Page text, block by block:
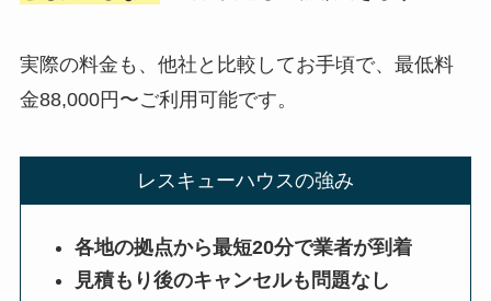
実際の料金も、他社と比較してお手頃で、最低料
金88,000円〜ご利用可能です。
レスキューハウスの強み
各地の拠点から最短20分で業者が到着
見積もり後のキャンセルも問題なし